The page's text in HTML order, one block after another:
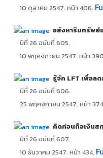
10 ตุลาคม 2547. หน้า 406.
อสังหาริมทรัพย์
ปีที่ 26 ฉบับที่ 605.
10 พฤศจิกายน 2547. หน้า
รู้จัก LFT เพื่อล
ปีที่ 26 ฉบับที่ 606.
25 พฤศจิกายน 2547. หน้า
คิดก่อนถือเงินส
ปีที่ 26 ฉบับที่ 607.
10 ธันวาคม 2547. หน้า 434.